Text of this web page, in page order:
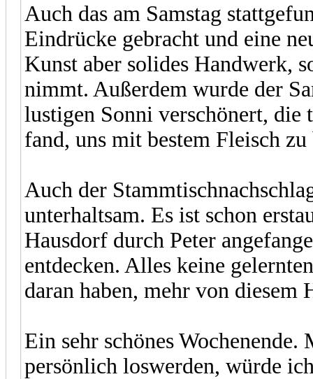
Auch das am Samstag
Eindrücke gebracht und eine
Kunst aber solides Handwerk,
nimmt. Außerdem wurde der
lustigen Sonni verschönert,
fand, uns mit bestem Fleisch
Auch der
unterhaltsam. Es ist schon
Hausdorf durch Peter
entdecken. Alles keine
daran haben, mehr von diesem
Ein sehr schönes
persönlich loswerden, würde